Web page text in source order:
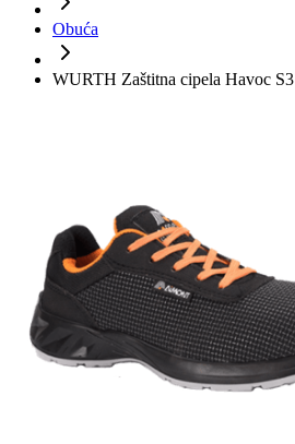
Obuća
WURTH Zaštitna cipela Havoc S3